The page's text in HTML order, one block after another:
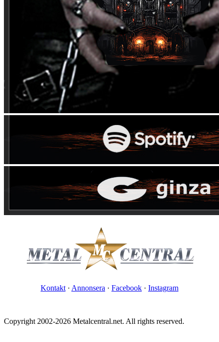
Kontakt · Annonsera · Facebook · Instagram
Copyright 2002-2026 Metalcentral.net. All rights reserved.